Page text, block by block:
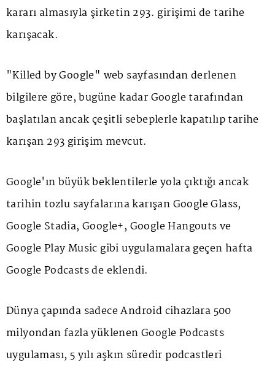
kararı almasıyla şirketin 293. girişimi de tarihe
karışacak.
"Killed by Google" web sayfasından derlenen
bilgilere göre, bugüne kadar Google tarafından
başlatılan ancak çeşitli sebeplerle kapatılıp tarihe
karışan 293 girişim mevcut.
Google'ın büyük beklentilerle yola çıktığı ancak
tarihin tozlu sayfalarına karışan Google Glass,
Google Stadia, Google+, Google Hangouts ve
Google Play Music gibi uygulamalara geçen hafta
Google Podcasts de eklendi.
Dünya çapında sadece Android cihazlara 500
milyondan fazla yüklenen Google Podcasts
uygulaması, 5 yılı aşkın süredir podcastleri